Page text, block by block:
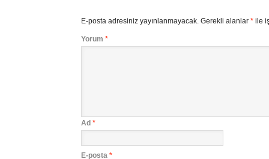
E-posta adresiniz yayınlanmayacak. Gerekli alanlar *ile
Yorum *
Ad *
E-posta *